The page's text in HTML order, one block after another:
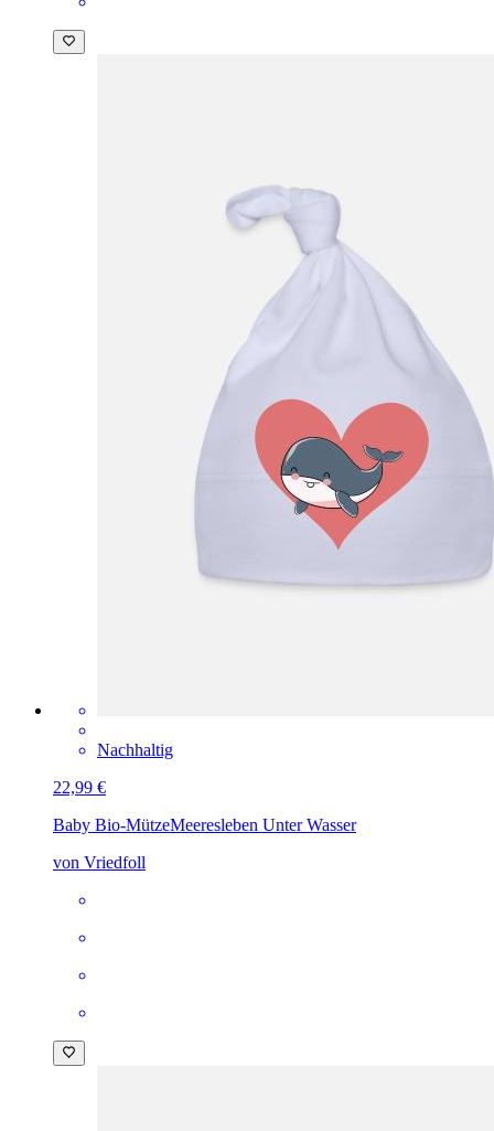
Nachhaltig
22,99 €
Baby Bio-MützeMeeresleben Unter Wasser
von Vriedfoll